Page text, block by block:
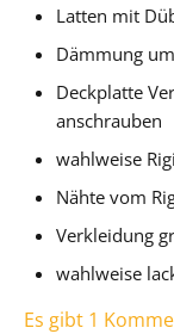
Latten mit
Dämmung
Deckplatte
anschrauben
wahlweise
Nähte vom
Verkleidung
wahlweise
Es gibt 1